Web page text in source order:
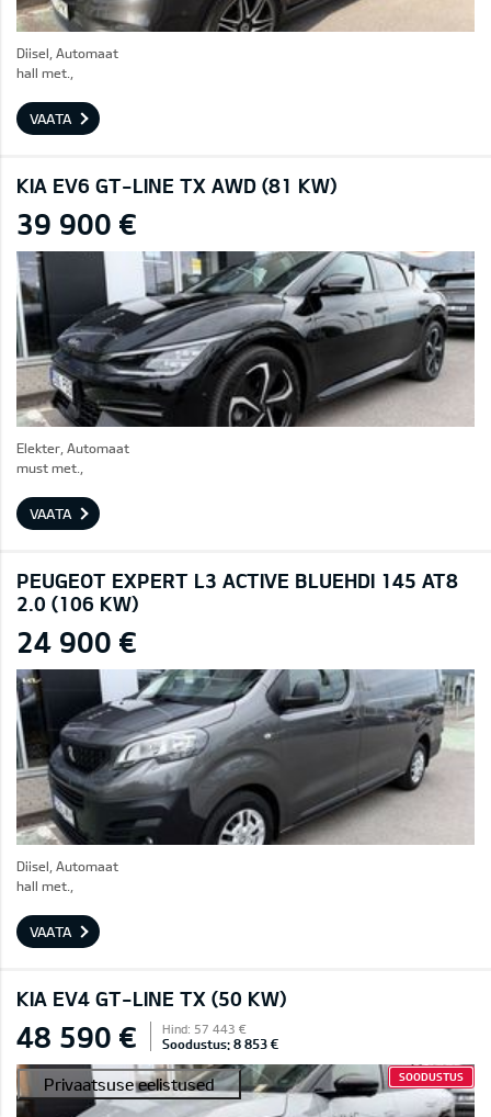
Diisel, Automaat
hall met.,
VAATA
KIA EV6 GT-LINE TX AWD (81 KW)
39 900 €
Elekter, Automaat
must met.,
VAATA
PEUGEOT EXPERT L3 ACTIVE BLUEHDI 145 AT8
2.0 (106 KW)
24 900 €
Diisel, Automaat
hall met.,
VAATA
KIA EV4 GT-LINE TX (50 KW)
48 590 € Hind: 57 443 €
Soodustus: 8 853 €
SOODUSTUS